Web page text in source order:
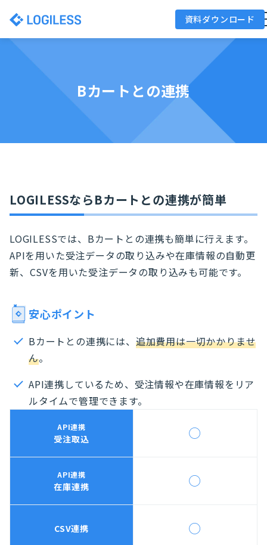
資料ダウンロード
Bカートとの連携
LOGILESSならBカートとの連携が簡単
LOGILESSでは、Bカートとの連携も簡単に行えます。
APIを用いた受注データの取り込みや在庫情報の自動更
新、CSVを用いた受注データの取り込みも可能です。
安心ポイント
Bカートとの連携には、 追加費用は一切かかりませ
ん。
API連携しているため、受注情報や在庫情報をリア
ルタイムで管理できます。
API連携
受注取込 ◯
API連携
在庫連携 ◯
CSV連携 ◯